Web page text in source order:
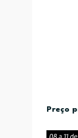
Preço